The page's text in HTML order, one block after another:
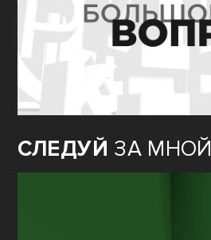
СЛЕДУЙ ЗА МНОЙ